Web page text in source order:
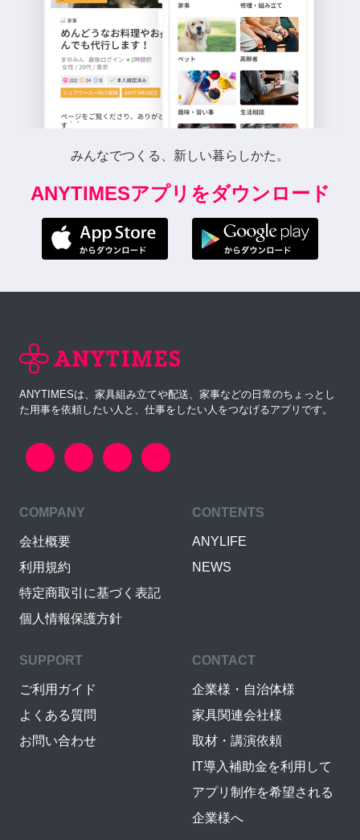
みんなでつくる、新しい暮らしかた。
ANYTIMESアプリをダウンロード
ANYTIMESは、家具組み立てや配送、家事などの日常のちょっとし
た用事を依頼したい人と、仕事をしたい人をつなげるアプリです。
COMPANY
会社概要
利用規約
特定商取引に基づく表記
個人情報保護方針
CONTENTS
ANYLIFE
NEWS
SUPPORT
ご利用ガイド
よくある質問
お問い合わせ
CONTACT
企業様・自治体様
家具関連会社様
取材・講演依頼
IT導入補助金を利用して
アプリ制作を希望される
企業様へ